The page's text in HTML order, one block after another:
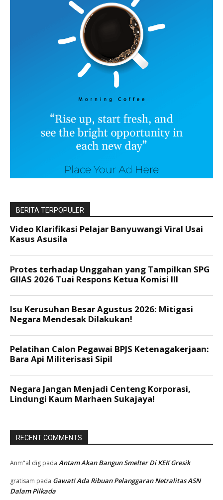
BERITA TERPOPULER
RECENT COMMENTS
Anm"al dig pada Antam Akan Bangun Smelter Di KEK Gresik
gratisam pada Gawat! Ada Ribuan Pelanggaran Netralitas ASN
Dalam Pilkada